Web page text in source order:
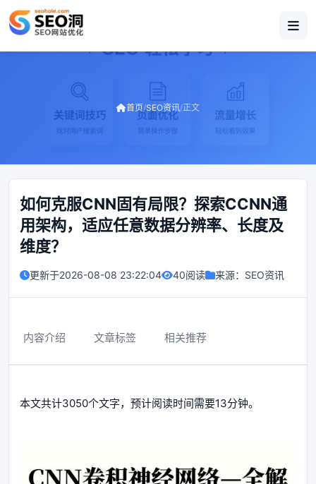
首页/SEO资讯/正文
如何克服CNN固有局限？探索CCNN通
用架构，适应任意数据分辨率、长度及
维度？
更新于2026-08-08 23:22:04 40阅读 来源： SEO资讯
内容介绍 文章标签 相关推荐
本文共计3050个文字，预计阅读时间需要13分钟。